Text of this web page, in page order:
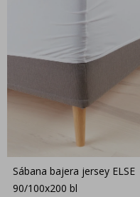
Sábana bajera jersey ELSE
90/100x200 bl